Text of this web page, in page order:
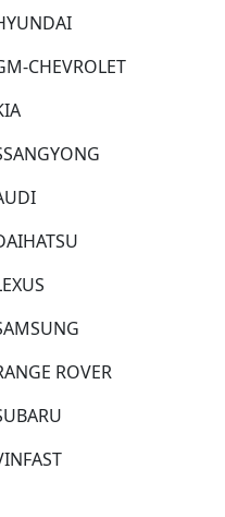
CHEVROLET
ROVER